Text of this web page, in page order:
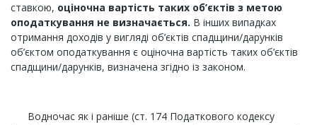
ставкою, оціночна вартість таких об’єктів з метою
оподаткування не визначається. В інших випадках
отримання доходів у вигляді об’єктів спадщини/дарунків
об’єктом оподаткування є оціночна вартість таких об’єктів
спадщини/дарунків, визначена згідно із законом.
Водночас як і раніше (ст. 174 Податкового кодексу